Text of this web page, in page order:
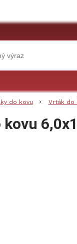
do kovu Vrták do